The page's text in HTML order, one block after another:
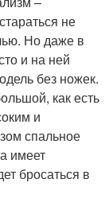
не
Но даже в
и на ней
без ножек.
как есть
и
спальное
имеет
бросаться в